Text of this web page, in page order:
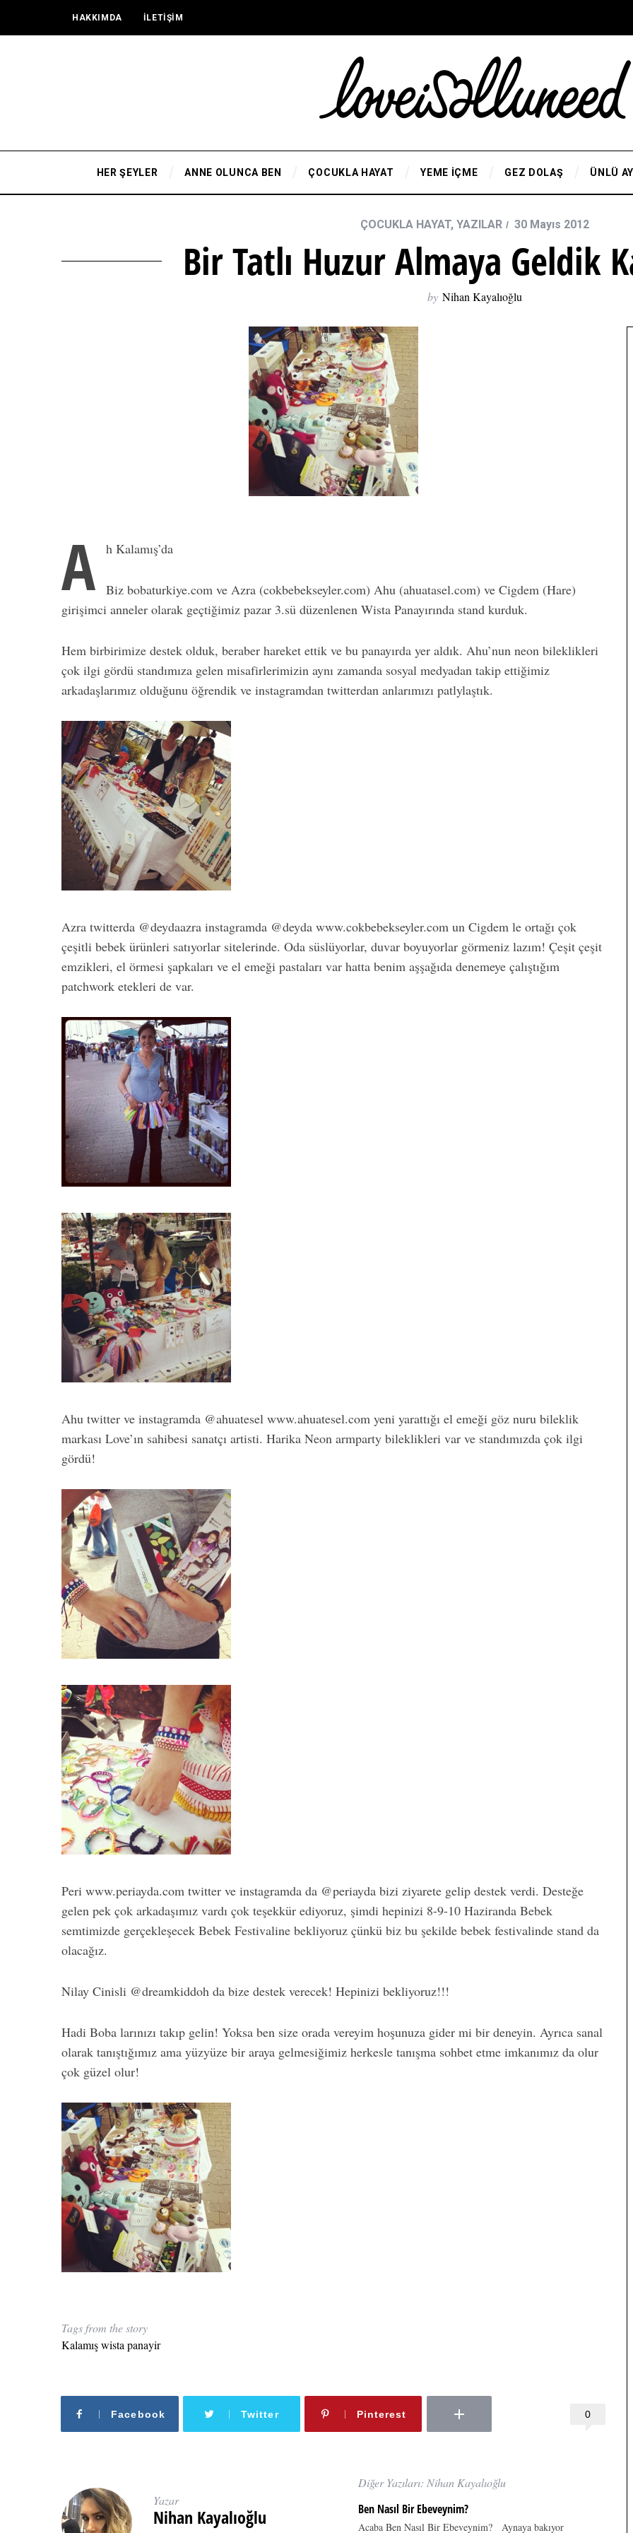
HAKKIMDA İLETİŞİM
HER ŞEYLER ANNE OLUNCA BEN ÇOCUKLA HAYAT YEME İÇME GEZ DOLAŞ ÜNLÜ
ÇOCUKLA HAYAT, YAZILAR 30 Mayıs 2012
Bir Tatlı Huzur Almaya Geldik
by Nihan Kayalıoğlu
A h Kalamış’da
Biz bobaturkiye.com ve Azra (cokbebekseyler.com) Ahu (ahuatasel.com) ve Cigdem (Hare)
girişimci anneler olarak geçtiğimiz pazar 3.sü düzenlenen Wista Panayırında stand kurduk.
Hem birbirimize destek olduk, beraber hareket ettik ve bu panayırda yer aldık. Ahu’nun neon bileklikleri
çok ilgi gördü standımıza gelen misafirlerimizin aynı zamanda sosyal medyadan takip ettiğimiz
arkadaşlarımız olduğunu öğrendik ve instagramdan twitterdan anlarımızı patlylaştık.
Azra twitterda @deydaazra instagramda @deyda www.cokbebekseyler.com un Cigdem le ortağı çok
çeşitli bebek ürünleri satıyorlar sitelerinde. Oda süslüyorlar, duvar boyuyorlar görmeniz lazım! Çeşit çeşit
emzikleri, el örmesi şapkaları ve el emeği pastaları var hatta benim aşşağıda denemeye çalıştığım
patchwork etekleri de var.
Ahu twitter ve instagramda @ahuatesel www.ahuatesel.com yeni yarattığı el emeği göz nuru bileklik
markası Love’ın sahibesi sanatçı artisti. Harika Neon armparty bileklikleri var ve standımızda çok ilgi
gördü!
Peri www.periayda.com twitter ve instagramda da @periayda bizi ziyarete gelip destek verdi. Desteğe
gelen pek çok arkadaşımız vardı çok teşekkür ediyoruz, şimdi hepinizi 8-9-10 Haziranda Bebek
semtimizde gerçekleşecek Bebek Festivaline bekliyoruz çünkü biz bu şekilde bebek festivalinde stand da
olacağız.
Nilay Cinisli @dreamkiddoh da bize destek verecek! Hepinizi bekliyoruz!!!
Hadi Boba larınızı takıp gelin! Yoksa ben size orada vereyim hoşunuza gider mi bir deneyin. Ayrıca sanal
olarak tanıştığımız ama yüzyüze bir araya gelmesiğimiz herkesle tanışma sohbet etme imkanımız da olur
çok güzel olur!
Tags from the story
Kalamış wista panayir
0
Facebook Twitter Pinterest
Yazar
Nihan Kayalıoğlu
Diğer Yazıları: Nihan Kayalıoğlu
Ben Nasıl Bir Ebeveynim?
Acaba Ben Nasıl Bir Ebeveynim? Aynaya bakıyor